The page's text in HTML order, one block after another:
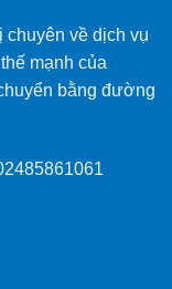
về dịch vụ
mạnh của
bằng đường